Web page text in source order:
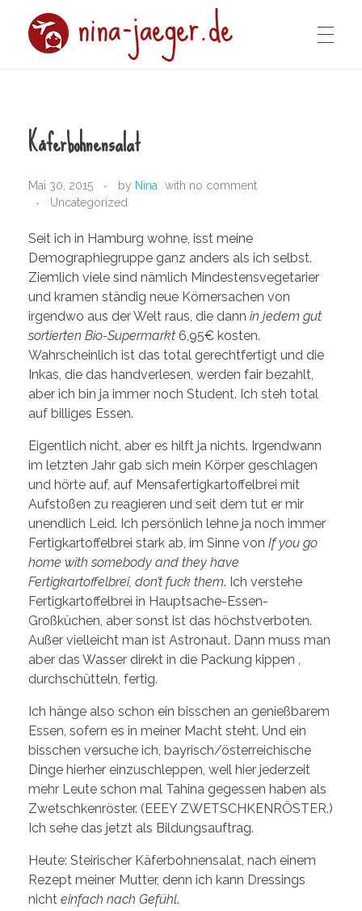
DATENSCHUTZERKLÄRUNG
Käferbohnensalat
Mai 30, 2015 by Nina with no comment
Uncategorized
Seit ich in Hamburg wohne, isst meine
Demographiegruppe ganz anders als ich selbst.
Ziemlich viele sind nämlich Mindestensvegetarier
und kramen ständig neue Körnersachen von
irgendwo aus der Welt raus, die dann in jedem gut
sortierten Bio-Supermarkt 6,95€ kosten.
Wahrscheinlich ist das total gerechtfertigt und die
Inkas, die das handverlesen, werden fair bezahlt,
aber ich bin ja immer noch Student. Ich steh total
auf billiges Essen.
Eigentlich nicht, aber es hilft ja nichts. Irgendwann
im letzten Jahr gab sich mein Körper geschlagen
und hörte auf, auf Mensafertigkartoffelbrei mit
Aufstoßen zu reagieren und seit dem tut er mir
unendlich Leid. Ich persönlich lehne ja noch immer
Fertigkartoffelbrei stark ab, im Sinne von If you go
home with somebody and they have
Fertigkartoffelbrei, don’t fuck them. Ich verstehe
Fertigkartoffelbrei in Hauptsache-Essen-
Großküchen, aber sonst ist das höchstverboten.
Außer vielleicht man ist Astronaut. Dann muss man
aber das Wasser direkt in die Packung kippen ,
durchschütteln, fertig.
Ich hänge also schon ein bisschen an genießbarem
Essen, sofern es in meiner Macht steht. Und ein
bisschen versuche ich, bayrisch/österreichische
Dinge hierher einzuschleppen, weil hier jederzeit
mehr Leute schon mal Tahina gegessen haben als
Zwetschkenröster. (EEEY ZWETSCHKENRÖSTER.)
Ich sehe das jetzt als Bildungsauftrag.
Heute: Steirischer Käferbohnensalat, nach einem
Rezept meiner Mutter, denn ich kann Dressings
nicht einfach nach Gefühl.